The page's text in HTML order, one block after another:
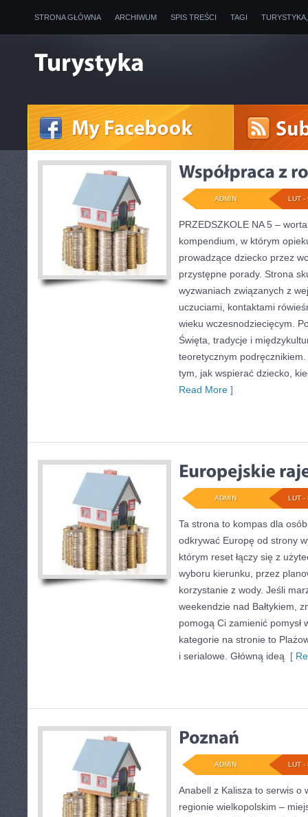
STRONA GŁÓWNA ARCHIWUM SPIS TREŚCI TAGI
LUT -
ADMIN
PRZEDSZKOLE NA 5 –
kompendium, w którym
prowadzące dziecko przez
przystępne porady. Strona
wyzwaniach związanych z
uczuciami, kontaktami
wieku wczesnodziecięcym.
Święta, tradycje i
teoretycznym
tym, jak wspierać dziecko,
Read More ]
LUT -
ADMIN
Ta strona to kompas dla
odkrywać Europę od strony
którym reset łączy się z
wyboru kierunku, przez
korzystanie z wody. Jeśli
weekendzie nad Bałtykiem,
pomogą Ci zamienić pomysł
kategorie na stronie to
i serialowe. Główną ideą [
LUT -
ADMIN
Anabell z Kalisza to serwis o
regionie wielkopolskim –